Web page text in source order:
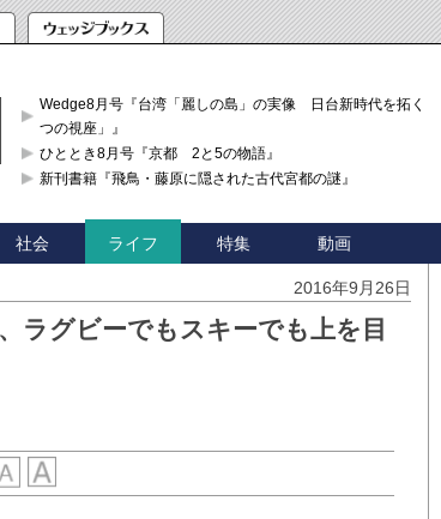
Wedge8月号『台湾「麗しの島」の実像 日台新時代を拓く「3
つの視座」』
ひととき8月号『京都 2と5の物語』
新刊書籍『飛鳥・藤原に隠された古代宮都の謎』
社会 ライフ 特集 動画
2016年9月26日
ラグビーでもスキーでも上を目